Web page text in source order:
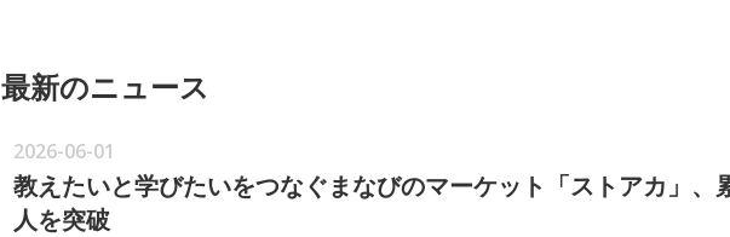
最新のニュース
2026-06-01
教えたいと学びたいをつなぐまなびのマーケット「ストアカ」、
人を突破